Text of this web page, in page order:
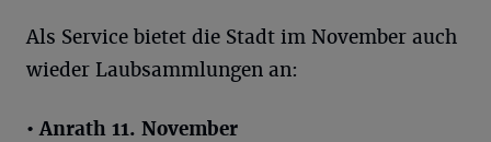
Als Service bietet die Stadt im November auch
wieder Laubsammlungen an:
• Anrath 11. November